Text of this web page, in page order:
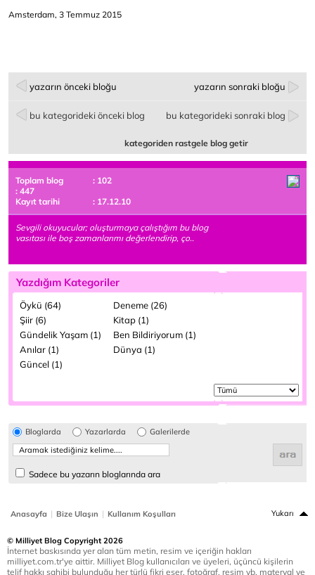
Amsterdam, 3 Temmuz 2015
yazarın önceki bloğu yazarın sonraki bloğu
bu kategorideki önceki blog bu kategorideki sonraki blog
kategoriden rastgele blog getir
Toplam blog
: 102
: 447
Kayıt tarihi
: 17.12.10
Sevgili okuyucular; oluşturmaya çalıştığım bu blog
vasıtası ile boş zamanlarımı değerlendirip, ço..
Yazdığım Kategoriler
Öykü (64)
Deneme (26)
Şiir (6)
Kitap (1)
Gündelik Yaşam (1)
Ben Bildiriyorum (1)
Anılar (1)
Dünya (1)
Güncel (1)
Bloglarda Yazarlarda Galerilerde
Sadece bu yazarın bloglarında ara
Anasayfa | Bize Ulaşın | Kullanım Koşulları Yukarı
© Milliyet Blog Copyright 2026
İnternet baskısında yer alan tüm metin, resim ve içeriğin hakları
milliyet.com.tr'ye aittir. Milliyet Blog kullanıcıları ve üyeleri, üçüncü kişilerin
telif hakkı sahibi bulunduğu her türlü fikri eser, fotoğraf, resim vb. materyal ve